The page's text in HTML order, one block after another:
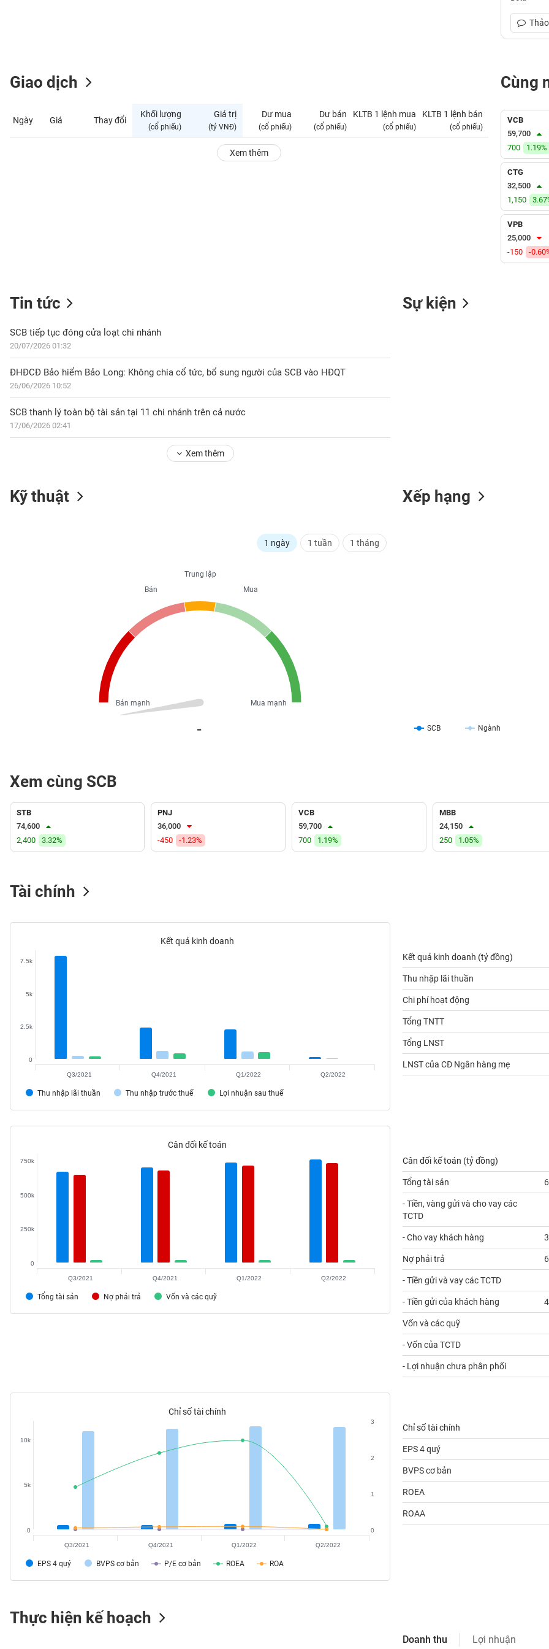
Giao dịch
Ngày Giá Thay đổi
Khối lượng
(cổ phiếu)
Giá trị
(tỷ VNĐ)
Dư mua
(cổ phiếu)
Dư bán
(cổ phiếu)
KLTB 1 lệnh mua
(cổ phiếu)
KLTB 1 lệnh bán
(cổ phiếu)
Xem thêm
Cùng
VCB
59,700
700
1.19%
CTG
32,500
1,150
VPB
25,000
-150
-
Tin tức
SCB tiếp tục đóng cửa loạt chi nhánh
20/07/2026 01:32
ĐHĐCĐ Bảo hiểm Bảo Long: Không chia cổ tức, bổ sung người của SCB vào HĐQT
26/06/2026 10:52
SCB thanh lý toàn bộ tài sản tại 11 chi nhánh trên cả nước
17/06/2026 02:41
Xem thêm
Sự kiện
Kỹ thuật
1 ngày 1 tuần 1 tháng
Trung lập
Mua
Mua mạnh
Bán
Bán mạnh
Xếp hạng
SCB Ngành
Xem cùng SCB
STB
74,600
2,400
3.32%
PNJ
36,000
-450
-1.23%
VCB
59,700
700
1.19%
MBB
24,150
250
1.05%
Tài chính
Kết quả kinh doanh
Thu nhập lãi thuần Thu nhập trước thuế Lợi nhuận sau thuế
0
2.5k
5k
7.5k
Q3/2021 Q4/2021 Q1/2022 Q2/2022
Kết quả kinh doanh (tỷ đồng)
Thu nhập lãi thuần
Chi phí hoạt động
Tổng TNTT
Tổng LNST
LNST của CĐ Ngân hàng mẹ
Cân đối kế toán
Tổng tài sản Nợ phải trả Vốn và các quỹ
0
250k
500k
750k
Q3/2021 Q4/2021 Q1/2022 Q2/2022
Cân đối kế toán (tỷ đồng)
Tổng tài sản
- Tiền, vàng gửi và cho vay các
TCTD
- Cho vay khách hàng
Nợ phải trả
- Tiền gửi và vay các TCTD
- Tiền gửi của khách hàng
Vốn và các quỹ
- Vốn của TCTD
- Lợi nhuận chưa phân phối
Chỉ số tài chính
EPS 4 quý BVPS cơ bản P/E cơ bản ROEA ROA
0
5k
10k
0
1
2
3
Q3/2021 Q4/2021 Q1/2022 Q2/2022
Chỉ số tài chính
EPS 4 quý
BVPS cơ bản
ROEA
ROAA
Thực hiện kế hoạch
Doanh thu Lợi nhuận
CÁ
NHÂN
DOANH
NGHIỆP
CỔ
SINH
Ngành
(-)
VS-
SECTOR
NGUYÊN
NGHIỆP
TIÊU
THIẾT
TIÊU
THIẾT
SỨC
CHÍNH
NGHỆ